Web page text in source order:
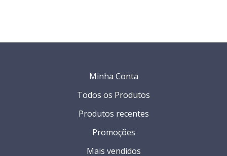
Minha Conta
Todos os Produtos
Produtos recentes
Promoções
Mais vendidos